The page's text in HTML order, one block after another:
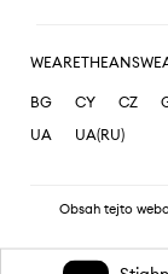
BG CY CZ
UA
UA(RU)
Obsah tejto